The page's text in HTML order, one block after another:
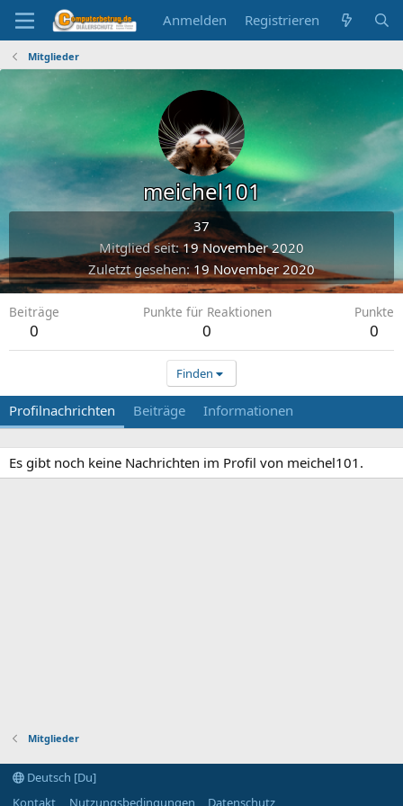
Anmelden Registrieren
Mitglieder
meichel101
37
Mitglied seit 19 November 2020
Zuletzt gesehen 19 November 2020
Beiträge
0
Punkte für Reaktionen
0
Punkte
0
Finden
Profilnachrichten Beiträge Informationen
Es gibt noch keine Nachrichten im Profil von meichel101.
Mitglieder
Deutsch [Du]
Kontakt
Nutzungsbedingungen Datenschutz